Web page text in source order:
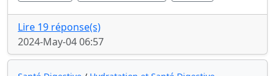
Lire 19 réponse(s)
2024-May-04 06:57